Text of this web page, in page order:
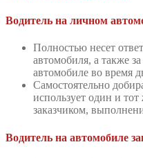
Водитель на личном
Полностью несет
автомобиля, а также
автомобиле во время
Самостоятельно
использует один и
заказчиком,
Водитель на автомобиле